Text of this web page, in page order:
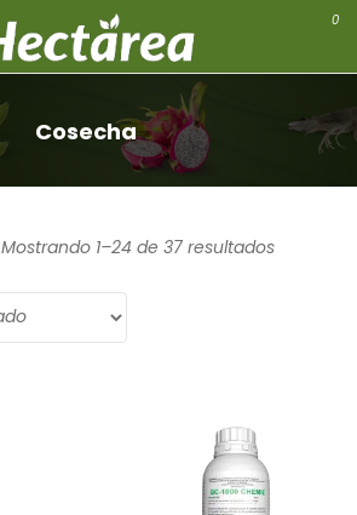
0
Cosecha
Mostrando 1–24 de 37 resultados